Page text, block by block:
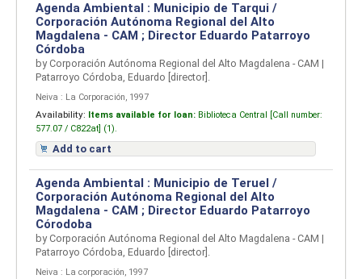
Agenda Ambiental : Municipio de Tarqui /
Corporación Autónoma Regional del Alto
Magdalena - CAM ; Director Eduardo Patarroyo
Córdoba
by Corporación Autónoma Regional del Alto Magdalena - CAM |
Patarroyo Córdoba, Eduardo [director] .
Neiva : La Corporación, 1997
Availability: Items available for loan: Biblioteca Central [Call number:
577.07 / C822at] (1).
Add to cart
Agenda Ambiental : Municipio de Teruel /
Corporación Autónoma Regional del Alto
Magdalena - CAM ; Director Eduardo Patarroyo
Córodoba
by Corporación Autónoma Regional del Alto Magdalena - CAM |
Patarroyo Córdoba, Eduardo [director] .
Neiva : La corporación, 1997